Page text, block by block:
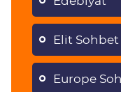
Elit Sohbet
Europe